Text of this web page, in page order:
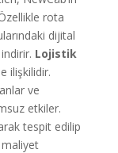
rota
dijital
Lojistik
ilişkilidir.
ve
etkiler.
tespit edilip
maliyet